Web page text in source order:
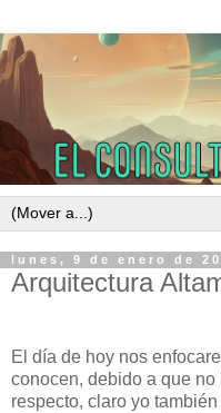
lunes, 9 de enero de
Arquitectura
El día de hoy nos
conocen, debido a que no
respecto, claro yo